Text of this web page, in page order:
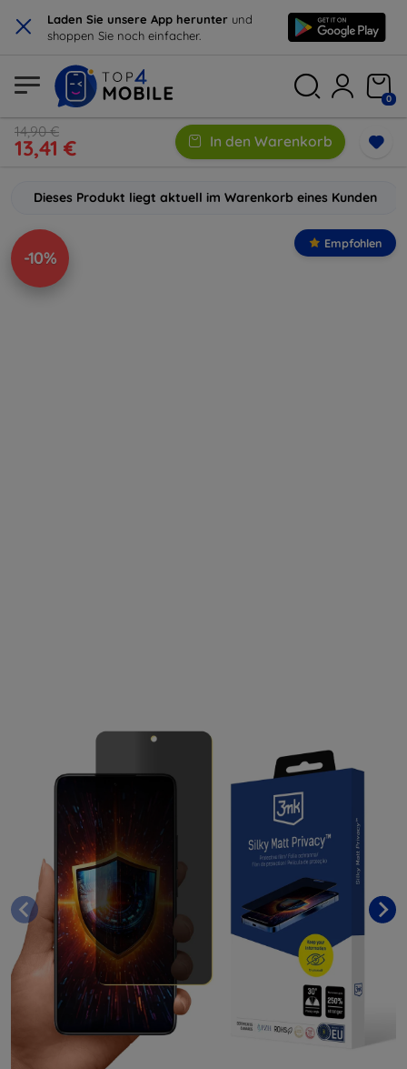
× Laden Sie unsere App herunter und
shoppen Sie noch einfacher.
0
14,90 €
13,41 € In den Warenkorb
Dieses Produkt liegt aktuell im Warenkorb eines Kunden
-10%
Empfohlen